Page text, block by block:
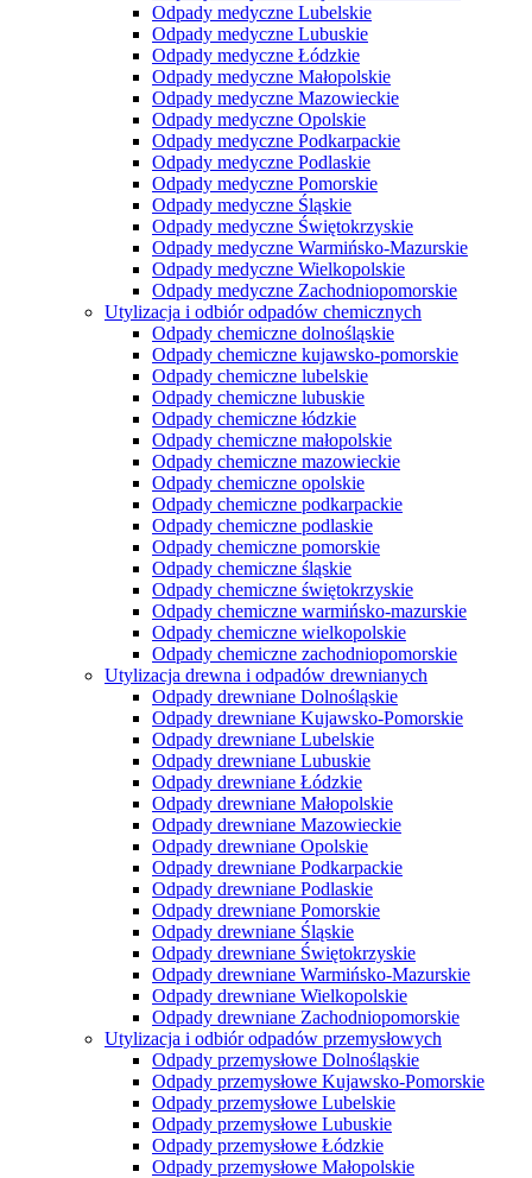
Odpady medyczne Lubelskie
Odpady medyczne Lubuskie
Odpady medyczne Łódzkie
Odpady medyczne Małopolskie
Odpady medyczne Mazowieckie
Odpady medyczne Opolskie
Odpady medyczne Podkarpackie
Odpady medyczne Podlaskie
Odpady medyczne Pomorskie
Odpady medyczne Śląskie
Odpady medyczne Świętokrzyskie
Odpady medyczne Warmińsko-Mazurskie
Odpady medyczne Wielkopolskie
Odpady medyczne Zachodniopomorskie
Utylizacja i odbiór odpadów chemicznych
Odpady chemiczne dolnośląskie
Odpady chemiczne kujawsko-pomorskie
Odpady chemiczne lubelskie
Odpady chemiczne lubuskie
Odpady chemiczne łódzkie
Odpady chemiczne małopolskie
Odpady chemiczne mazowieckie
Odpady chemiczne opolskie
Odpady chemiczne podkarpackie
Odpady chemiczne podlaskie
Odpady chemiczne pomorskie
Odpady chemiczne śląskie
Odpady chemiczne świętokrzyskie
Odpady chemiczne warmińsko-mazurskie
Odpady chemiczne wielkopolskie
Odpady chemiczne zachodniopomorskie
Utylizacja drewna i odpadów drewnianych
Odpady drewniane Dolnośląskie
Odpady drewniane Kujawsko-Pomorskie
Odpady drewniane Lubelskie
Odpady drewniane Lubuskie
Odpady drewniane Łódzkie
Odpady drewniane Małopolskie
Odpady drewniane Mazowieckie
Odpady drewniane Opolskie
Odpady drewniane Podkarpackie
Odpady drewniane Podlaskie
Odpady drewniane Pomorskie
Odpady drewniane Śląskie
Odpady drewniane Świętokrzyskie
Odpady drewniane Warmińsko-Mazurskie
Odpady drewniane Wielkopolskie
Odpady drewniane Zachodniopomorskie
Utylizacja i odbiór odpadów przemysłowych
Odpady przemysłowe Dolnośląskie
Odpady przemysłowe Kujawsko-Pomorskie
Odpady przemysłowe Lubelskie
Odpady przemysłowe Lubuskie
Odpady przemysłowe Łódzkie
Odpady przemysłowe Małopolskie